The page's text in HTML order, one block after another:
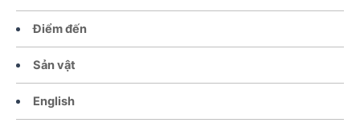
Điểm đến
Sản vật
English